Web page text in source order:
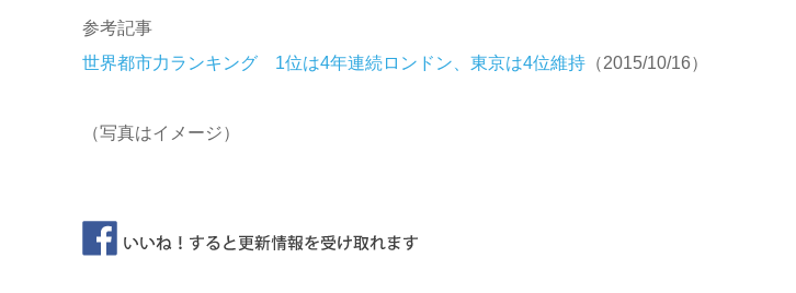
参考記事
世界都市力ランキング 1位は4年連続ロンドン、東京は4位維持（2015/10/16）
（写真はイメージ）